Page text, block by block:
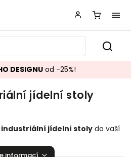
DESIGNUod -25%!
jídelní stoly
industriální jídelní stoly do vaší